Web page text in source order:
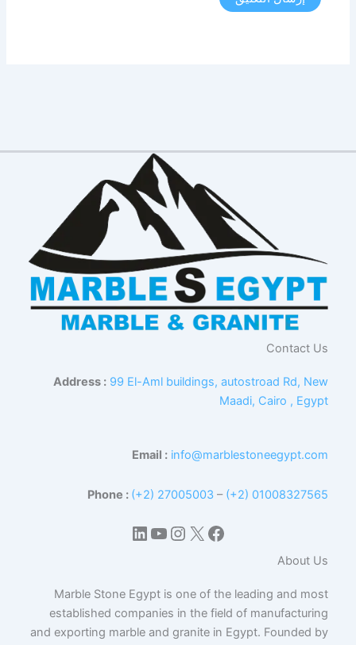
Contact Us
Address : 99 El-Aml buildings, autostroad Rd, New
Maadi, Cairo , Egypt
Email : info@marblestoneegypt.com
Phone : (+2) 27005003 – (+2) 01008327565
فيسبوك
إكسإنستجرام
يوتيوب
لينكد إن
About Us
Marble Stone Egypt is one of the leading and most
established companies in the field of manufacturing
and exporting marble and granite in Egypt. Founded by